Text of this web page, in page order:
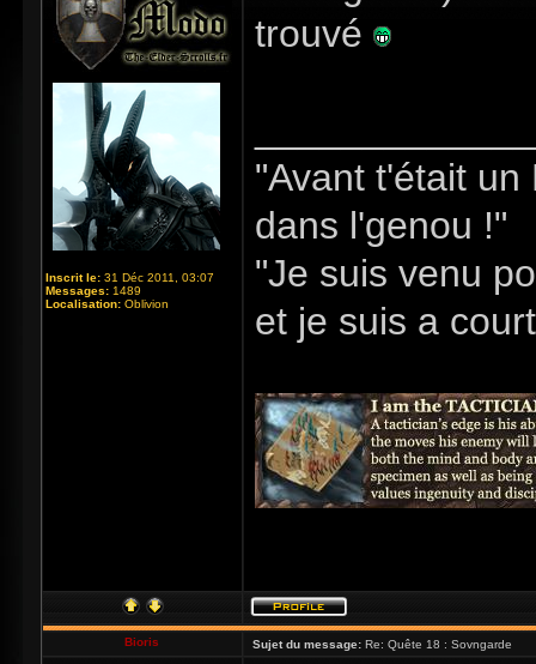
Inscrit le: 31 Déc 2011, 03:07
Messages: 1489
Localisation: Oblivion
trouvé
"Avant t'était
dans l'genou !"
"Je suis venu
et je suis a
Bioris Sujet du message: Re: Quête 18 : Sovngarde